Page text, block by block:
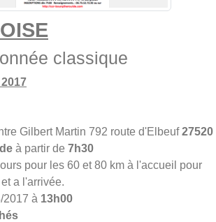
classique
Gilbert Martin 792 route d'Elbeuf27520
à partir de 7h30
pour les 60 et 80 km à l'accueil pour
a l'arrivée.
2017 à 13h00